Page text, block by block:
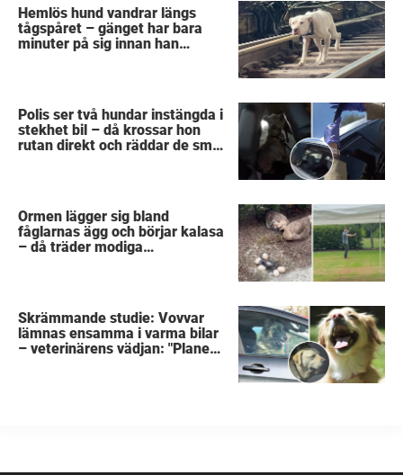
Hemlös hund vandrar längs
tågspåret – gänget har bara
minuter på sig innan han
Polis ser två hundar instängda i
stekhet bil – då krossar hon
rutan direkt och räddar de små
Ormen lägger sig bland
fåglarnas ägg och börjar kalasa
– då träder modiga
Skrämmande studie: Vovvar
lämnas ensamma i varma bilar
– veterinärens vädjan: "Planera